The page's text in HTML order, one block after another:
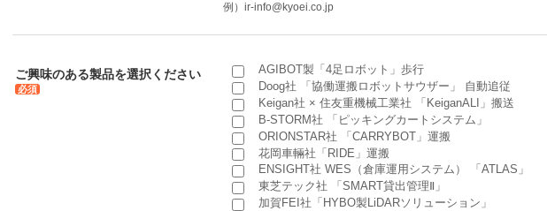
例）ir-info@kyoei.co.jp
ご興味のある製品を選択ください
必須
AGIBOT製「4足ロボット」歩行
Doog社 「協働運搬ロボットサウザー」 自動追従
Keigan社 × 住友重機械工業社 「KeiganALI」搬送
B-STORM社 「ピッキングカートシステム」
ORIONSTAR社 「CARRYBOT」運搬
花岡車輛社「RIDE」運搬
ENSIGHT社 WES（倉庫運用システム） 「ATLAS」
東芝テック社 「SMART貸出管理Ⅱ」
加賀FEI社「HYBO製LiDARソリューション」